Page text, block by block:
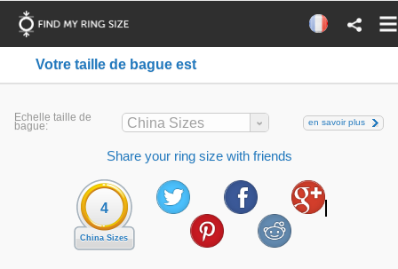
Votre taille de bague est
Echelle taille de
bague: China Sizes en savoir plus
Share your ring size with friends
4
China Sizes